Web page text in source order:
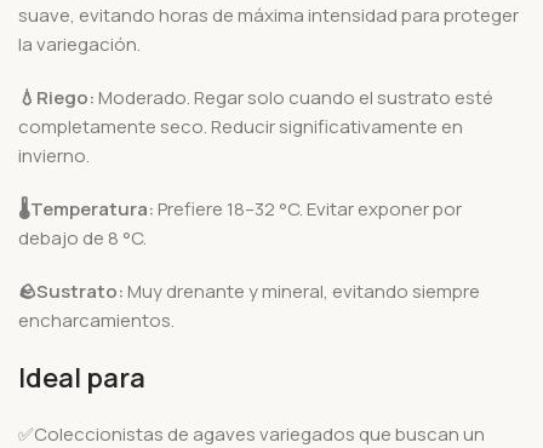
suave, evitando horas de máxima intensidad para proteger
la variegación.
💧 Riego: Moderado. Regar solo cuando el sustrato esté
completamente seco. Reducir significativamente en
invierno.
🌡️Temperatura: Prefiere 18–32 °C. Evitar exponer por
debajo de 8 °C.
🪨Sustrato: Muy drenante y mineral, evitando siempre
encharcamientos.
Ideal para
✅Coleccionistas de agaves variegados que buscan un